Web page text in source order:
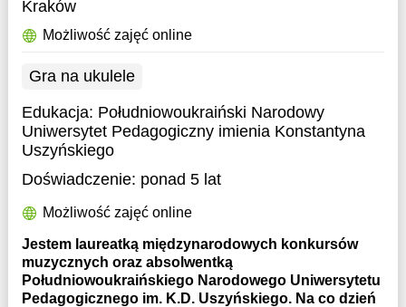
Kraków
Możliwość zajęć online
Gra na ukulele
Edukacja: Południowoukraiński Narodowy
Uniwersytet Pedagogiczny imienia Konstantyna
Uszyńskiego
Doświadczenie: ponad 5 lat
Możliwość zajęć online
Jestem laureatką międzynarodowych konkursów
muzycznych oraz absolwentką
Południowoukraińskiego Narodowego Uniwersytetu
Pedagogicznego im. K.D. Uszyńskiego. Na co dzień